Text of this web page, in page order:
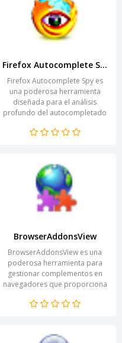
Firefox Autocomplete Spy
Firefox Autocomplete Spy es
una poderosa herramienta
diseñada para el análisis
profundo del autocompletado
Proporciona a los usuarios...
BrowserAddonsView
BrowserAddonsView es una
poderosa herramienta para
gestionar complementos en
navegadores que proporciona
de obtener información...